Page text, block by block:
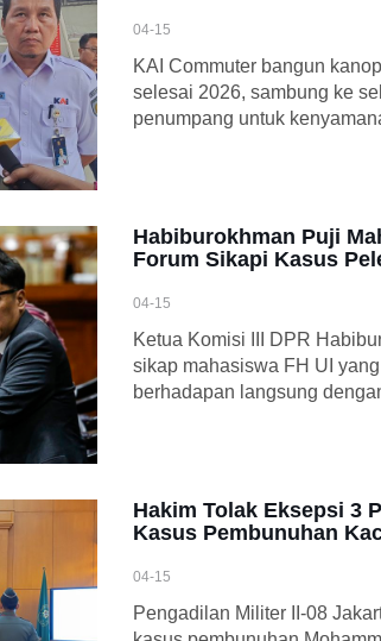
04-15
KAI Commuter bangun
selesai 2026, sambung ke
penumpang untuk
Habiburokhman Puji
Forum Sikapi Kasus
04-15
Ketua Komisi III DPR
sikap mahasiswa FH UI
berhadapan langsung
Hakim Tolak Eksepsi 3
Kasus Pembunuhan
04-15
Pengadilan Militer II-08